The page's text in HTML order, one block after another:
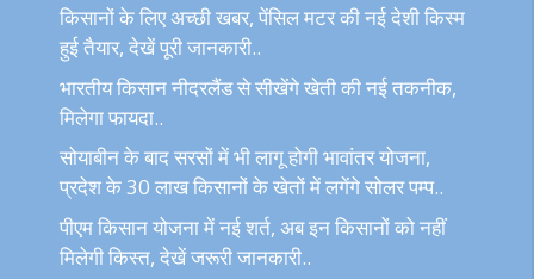
किसानों के लिए अच्छी खबर, पेंसिल मटर की नई देशी किस्म
हुई तैयार, देखें पूरी जानकारी..
भारतीय किसान नीदरलैंड से सीखेंगे खेती की नई तकनीक,
मिलेगा फायदा..
सोयाबीन के बाद सरसों में भी लागू होगी भावांतर योजना,
प्रदेश के 30 लाख किसानों के खेतों में लगेंगे सोलर पम्प..
पीएम किसान योजना में नई शर्त, अब इन किसानों को नहीं
मिलेगी किस्त, देखें जरूरी जानकारी..